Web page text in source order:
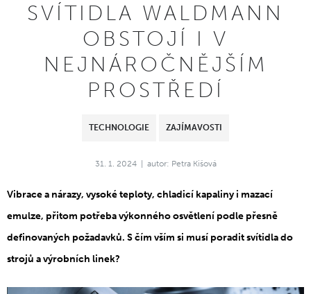
SVÍTIDLA WALDMANN
OBSTOJÍ I V
NEJNÁROČNĚJŠÍM
PROSTŘEDÍ
TECHNOLOGIE ZAJÍMAVOSTI
31. 1. 2024 autor: Petra Kišová
Vibrace a nárazy, vysoké teploty, chladicí kapaliny i mazací
emulze, přitom potřeba výkonného osvětlení podle přesně
definovaných požadavků. S čím vším si musí poradit svítidla do
strojů a výrobních linek?